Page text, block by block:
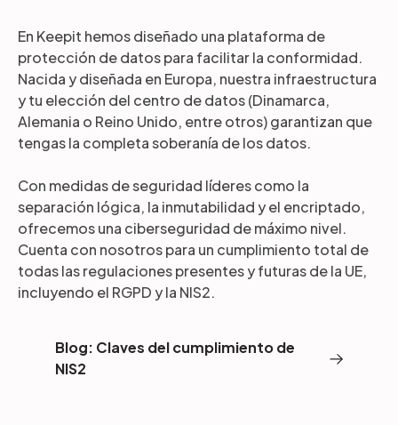
En Keepit hemos diseñado una plataforma de
protección de datos para facilitar la conformidad.
Nacida y diseñada en Europa, nuestra infraestructura
y tu elección del centro de datos (Dinamarca,
Alemania o Reino Unido, entre otros) garantizan que
tengas la completa soberanía de los datos.
Con medidas de seguridad líderes como la
separación lógica, la inmutabilidad y el encriptado,
ofrecemos una ciberseguridad de máximo nivel.
Cuenta con nosotros para un cumplimiento total de
todas las regulaciones presentes y futuras de la UE,
incluyendo el RGPD y la NIS2.
Blog: Claves del cumplimiento de
NIS2